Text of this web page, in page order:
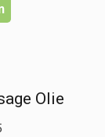
Olie